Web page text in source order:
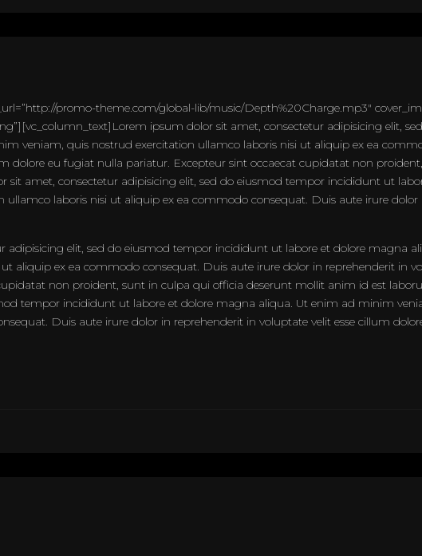
promo-theme.com/global-lib/music/Depth%20Charge.mp3″
ipsum dolor sit amet, consectetur adipisicing elit,
veniam, quis nostrud exercitation ullamco laboris nisi ut aliquip ex ea
dolore eu fugiat nulla pariatur. Excepteur sint occaecat cupidatat non
amet, consectetur adipisicing elit, sed do eiusmod tempor incididunt ut
laboris nisi ut aliquip ex ea commodo consequat. Duis aute irure dolor
adipisicing elit, sed do eiusmod tempor incididunt ut labore et dolore magna
aliquip ex ea commodo consequat. Duis aute irure dolor in reprehenderit in
non proident, sunt in culpa qui officia deserunt mollit anim id est
tempor incididunt ut labore et dolore magna aliqua. Ut enim ad minim
Duis aute irure dolor in reprehenderit in voluptate velit esse cillum